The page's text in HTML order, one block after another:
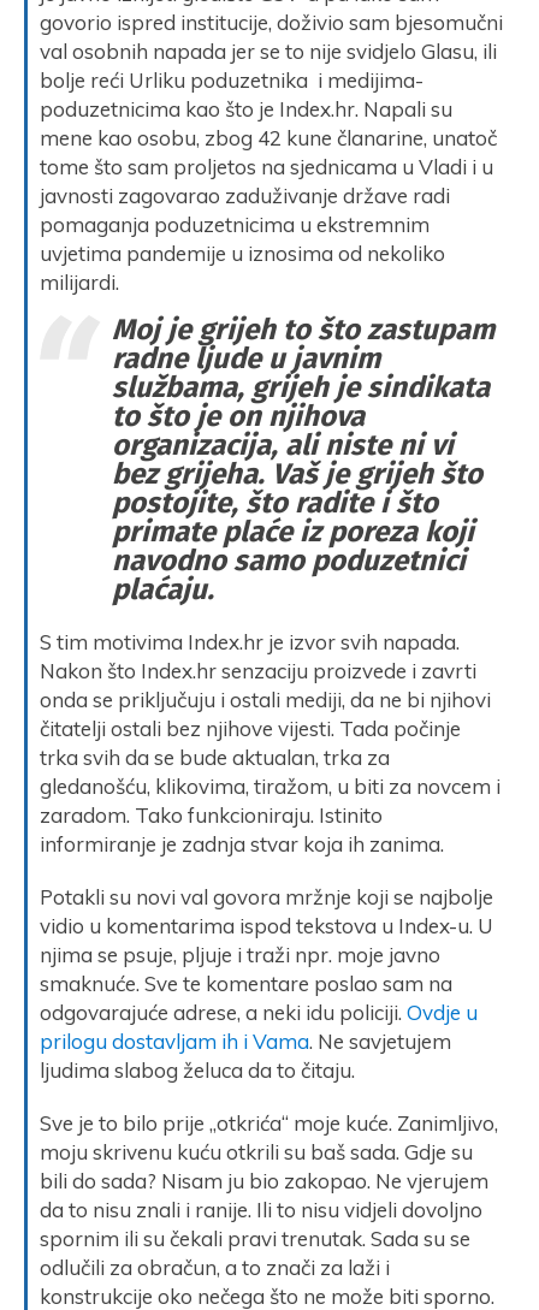
govorio ispred institucije, doživio sam bjesomučni
val osobnih napada jer se to nije svidjelo Glasu, ili
bolje reći Urliku poduzetnika i medijima-
poduzetnicima kao što je Index.hr. Napali su
mene kao osobu, zbog 42 kune članarine, unatoč
tome što sam proljetos na sjednicama u Vladi i u
javnosti zagovarao zaduživanje države radi
pomaganja poduzetnicima u ekstremnim
uvjetima pandemije u iznosima od nekoliko
milijardi.
Moj je grijeh to što zastupam
radne ljude u javnim
službama, grijeh je sindikata
to što je on njihova
organizacija, ali niste ni vi
bez grijeha. Vaš je grijeh što
postojite, što radite i što
primate plaće iz poreza koji
navodno samo poduzetnici
plaćaju.
S tim motivima Index.hr je izvor svih napada.
Nakon što Index.hr senzaciju proizvede i zavrti
onda se priključuju i ostali mediji, da ne bi njihovi
čitatelji ostali bez njihove vijesti. Tada počinje
trka svih da se bude aktualan, trka za
gledanošću, klikovima, tiražom, u biti za novcem i
zaradom. Tako funkcioniraju. Istinito
informiranje je zadnja stvar koja ih zanima.
Potakli su novi val govora mržnje koji se najbolje
vidio u komentarima ispod tekstova u Index-u. U
njima se psuje, pljuje i traži npr. moje javno
smaknuće. Sve te komentare poslao sam na
odgovarajuće adrese, a neki idu policiji. Ovdje u
prilogu dostavljam ih i Vama. Ne savjetujem
ljudima slabog želuca da to čitaju.
Sve je to bilo prije „otkrića“ moje kuće. Zanimljivo,
moju skrivenu kuću otkrili su baš sada. Gdje su
bili do sada? Nisam ju bio zakopao. Ne vjerujem
da to nisu znali i ranije. Ili to nisu vidjeli dovoljno
spornim ili su čekali pravi trenutak. Sada su se
odlučili za obračun, a to znači za laži i
konstrukcije oko nečega što ne može biti sporno.